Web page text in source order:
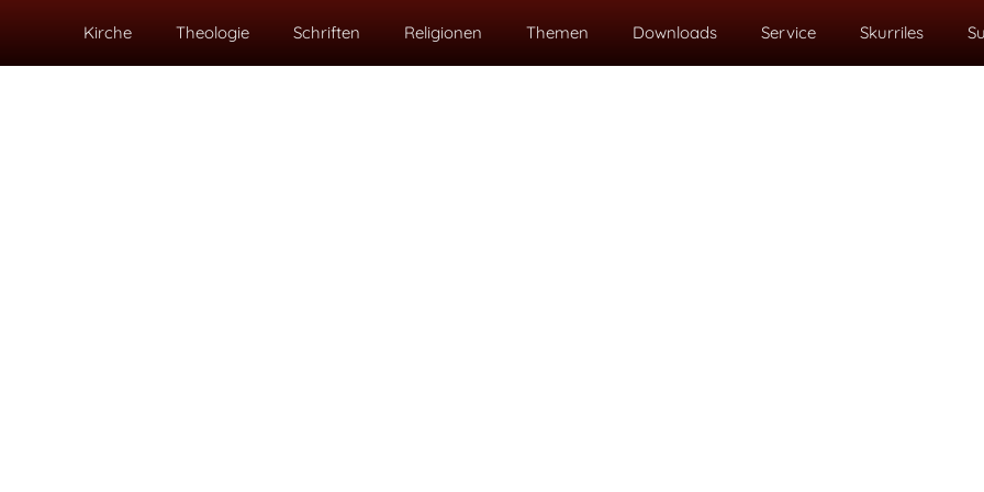
Kirche Theologie Schriften Religionen Themen Downloads Service Skurriles